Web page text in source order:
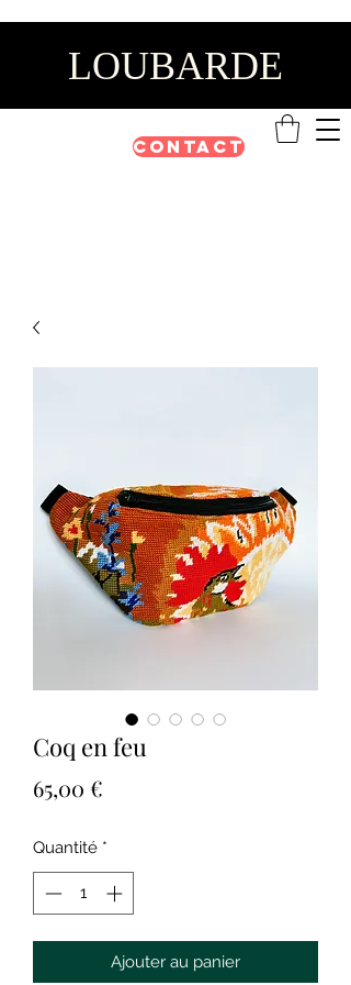
Contact
LOUBARDE
Coq en feu
65,00 €
Quantité *
Ajouter au panier